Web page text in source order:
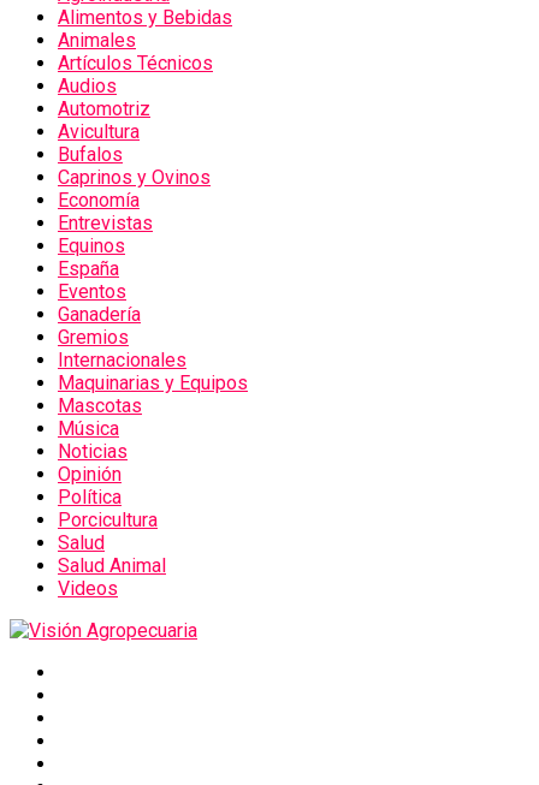
Alimentos y Bebidas
Animales
Artículos Técnicos
Audios
Automotriz
Avicultura
Bufalos
Caprinos y Ovinos
Economía
Entrevistas
Equinos
España
Eventos
Ganadería
Gremios
Internacionales
Maquinarias y Equipos
Mascotas
Música
Noticias
Opinión
Política
Porcicultura
Salud
Salud Animal
Videos